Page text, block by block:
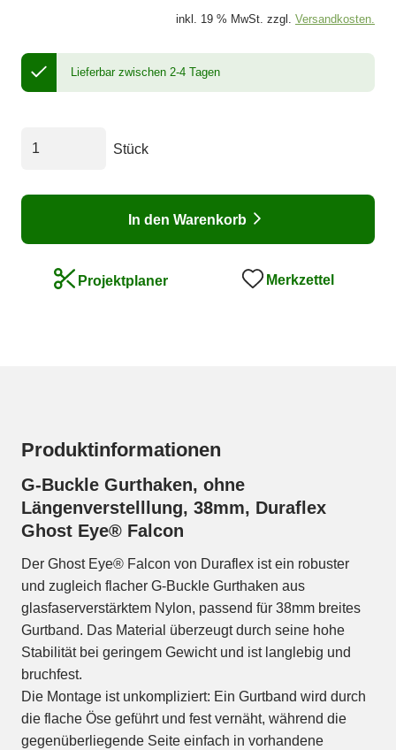
inkl. 19 % MwSt. zzgl. Versandkosten.
Lieferbar zwischen 2-4 Tagen
Stück
In den Warenkorb
Projektplaner Merkzettel
Produktinformationen
G-Buckle Gurthaken, ohne
Längenverstelllung, 38mm, Duraflex
Ghost Eye® Falcon
Der Ghost Eye® Falcon von Duraflex ist ein robuster
und zugleich flacher G-Buckle Gurthaken aus
glasfaserverstärktem Nylon, passend für 38mm breites
Gurtband. Das Material überzeugt durch seine hohe
Stabilität bei geringem Gewicht und ist langlebig und
bruchfest.
Die Montage ist unkompliziert: Ein Gurtband wird durch
die flache Öse geführt und fest vernäht, während die
gegenüberliegende Seite einfach in vorhandene